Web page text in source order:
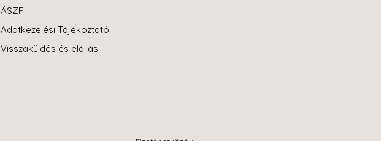
ÁSZF
Adatkezelési Tájékoztató
Visszaküldés és elállás